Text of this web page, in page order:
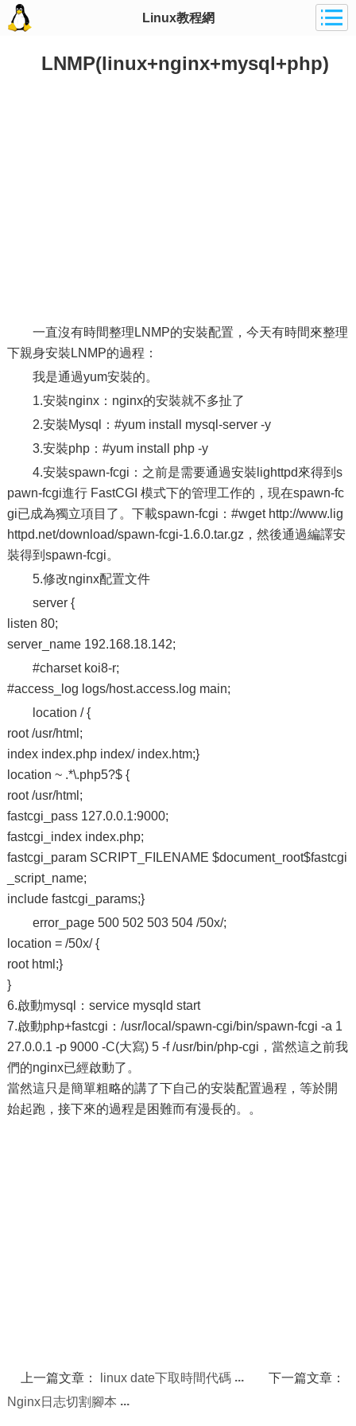
Linux教程網
LNMP(linux+nginx+mysql+php)
一直沒有時間整理LNMP的安裝配置，今天有時間來整理
下親身安裝LNMP的過程：
我是通過yum安裝的。
1.安裝nginx：nginx的安裝就不多扯了
2.安裝Mysql：#yum install mysql-server -y
3.安裝php：#yum install php -y
4.安裝spawn-fcgi：之前是需要通過安裝lighttpd來得到s
pawn-fcgi進行 FastCGI 模式下的管理工作的，現在spawn-fc
gi已成為獨立項目了。下載spawn-fcgi：#wget http://www.lig
httpd.net/download/spawn-fcgi-1.6.0.tar.gz，然後通過編譯安
裝得到spawn-fcgi。
5.修改nginx配置文件
server {
listen 80;
server_name 192.168.18.142;
#charset koi8-r;
#access_log logs/host.access.log main;
location / {
root /usr/html;
index index.php index/ index.htm;}
location ~ .*\.php5?$ {
root /usr/html;
fastcgi_pass 127.0.0.1:9000;
fastcgi_index index.php;
fastcgi_param SCRIPT_FILENAME $document_root$fastcgi
_script_name;
include fastcgi_params;}
error_page 500 502 503 504 /50x/;
location = /50x/ {
root html;}
}
6.啟動mysql：service mysqld start
7.啟動php+fastcgi：/usr/local/spawn-cgi/bin/spawn-fcgi -a 1
27.0.0.1 -p 9000 -C(大寫) 5 -f /usr/bin/php-cgi，當然這之前我
們的nginx已經啟動了。
當然這只是簡單粗略的講了下自己的安裝配置過程，等於開
始起跑，接下來的過程是困難而有漫長的。。
上一篇文章： linux date下取時間代碼
下一篇文章：
Nginx日志切割腳本